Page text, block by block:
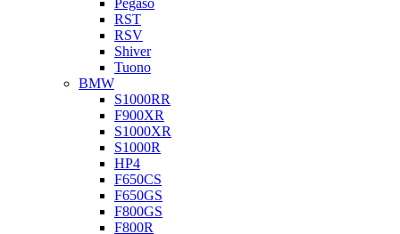
Pegaso
RST
RSV
Shiver
Tuono
BMW
S1000RR
F900XR
S1000XR
S1000R
HP4
F650CS
F650GS
F800GS
F800R